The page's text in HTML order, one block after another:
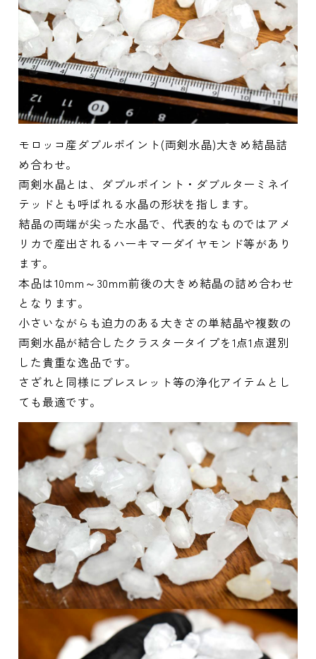
モロッコ産ダブルポイント(両剣水晶)大きめ結晶詰
め合わせ。
両剣水晶とは、ダブルポイント・ダブルターミネイ
テッドとも呼ばれる水晶の形状を指します。
結晶の両端が尖った水晶で、代表的なものではアメ
リカで産出されるハーキマーダイヤモンド等があり
ます。
本品は10mm～30mm前後の大きめ結晶の詰め合わせ
となります。
小さいながらも迫力のある大きさの単結晶や複数の
両剣水晶が結合したクラスタータイプを1点1点選別
した貴重な逸品です。
さざれと同様にブレスレット等の浄化アイテムとし
ても最適です。